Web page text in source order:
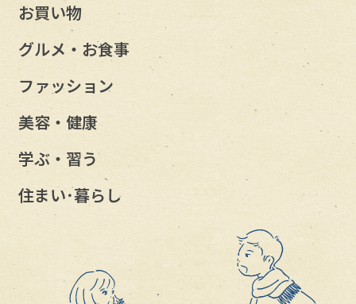
お買い物
グルメ・お食事
ファッション
美容・健康
学ぶ・習う
住まい･暮らし